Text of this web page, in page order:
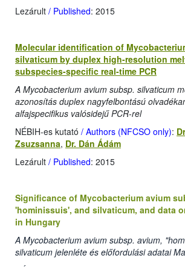
Lezárult / Published: 2015
Molecular identification of
silvaticum by duplex high-resolution
subspecies-specific real-time PCR
A Mycobacterium avium subsp. silvaticum
azonosítás duplex nagyfelbontású
alfajspecifikus valósidejű PCR-rel
NÉBIH-es kutató / Authors (NFCSO only):
Zsuzsanna, Dr. Dán Ádám
Lezárult / Published: 2015
Significance of Mycobacterium avium
'hominissuis', and silvaticum, and data
in Hungary
A Mycobacterium avium subsp. avium,
silvaticum jelenléte és előfordulási adatai